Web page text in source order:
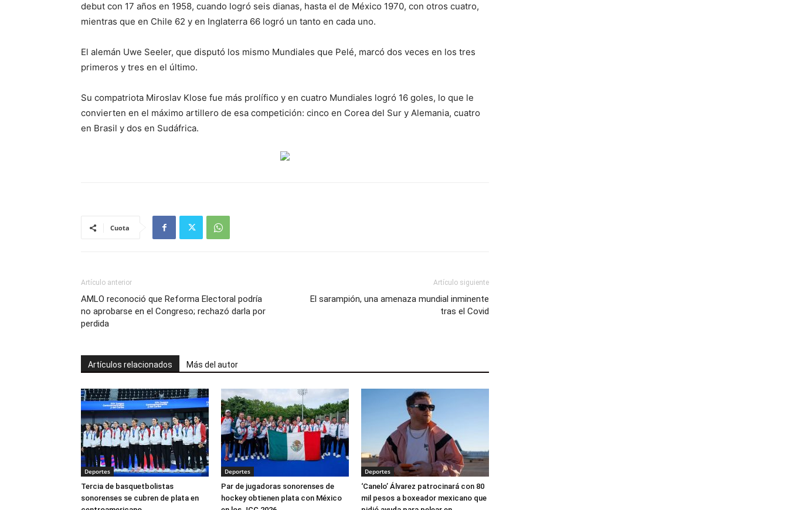
debut con 17 años en 1958, cuando logró seis dianas, hasta el de México 1970, con otros cuatro,
mientras que en Chile 62 y en Inglaterra 66 logró un tanto en cada uno.
El alemán Uwe Seeler, que disputó los mismo Mundiales que Pelé, marcó dos veces en los tres
primeros y tres en el último.
Su compatriota Miroslav Klose fue más prolífico y en cuatro Mundiales logró 16 goles, lo que le
convierten en el máximo artillero de esa competición: cinco en Corea del Sur y Alemania, cuatro
en Brasil y dos en Sudáfrica.
Cuota
Artículo anterior
AMLO reconoció que Reforma Electoral podría
no aprobarse en el Congreso; rechazó darla por
perdida
Artículo siguiente
El sarampión, una amenaza mundial inminente
tras el Covid
Artículos relacionados Más del autor
Deportes
Tercia de basquetbolistas
sonorenses se cubren de plata en
Deportes
Par de jugadoras sonorenses de
hockey obtienen plata con México
Deportes
‘Canelo’ Álvarez patrocinará con 80
mil pesos a boxeador mexicano que